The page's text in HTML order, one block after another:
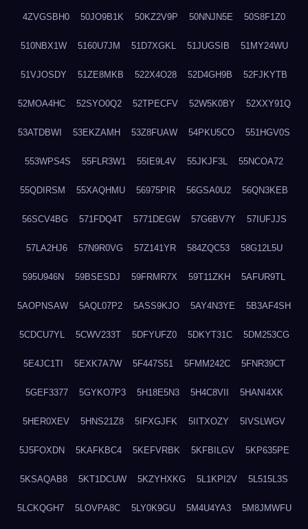
4ZVGSBH0 50JO9B1K 50KZ2V9P 50NNJN5E 50S8F1Z0
510NBX1W 5160U7JM 51D7XGKL 51JUGSIB 51MY24WU
51VJOSDY 51ZE8MKB 522X4O28 52D4GH9B 52FJKYTB
52MOA4HC 52SYO0Q2 52TPECFV 52W5K0BY 52XXY91Q
53ATDBWI 53EKZAMH 53Z8FUAW 54PKU5CO 551HGV0S
553WPS4S 55FLR3W1 55IE9L4V 55JKJF3L 55NCOA72
55QDIRSM 55XAQHMU 56975PIR 56GSA0U2 56QN3KEB
56SCV4BG 571FDQ4T 5771DEGW 57G6BV7Y 57IUFJJS
57LA2HJ6 57N9R0VG 57Z141YR 584ZQC53 58G12L5U
595U946N 59BSESDJ 59FRMR7X 59T11ZKH 5AFUR9TL
5AOPNSAW 5AQL07P2 5ASS9KJO 5AY4N3YE 5B3AF4SH
5CDCU7YL 5CWV233T 5DFYUFZ0 5DKYT31C 5DM253CG
5E4JC1TI 5EXK7A7W 5F447S51 5FMM242C 5FNR39CT
5GEF3377 5GYKO7P3 5H18E5N3 5H4C8VII 5HANI4XK
5HER0XEV 5HNS21Z8 5IFXGJFK 5IITXOZY 5IVSLWGV
5J5FOXDN 5KAFKBC4 5KEFVRBK 5KFBILGV 5KP635PE
5KSAQAB8 5KT1DCUW 5KZYHXKG 5L1KPI2V 5L515L3S
5LCKQGH7 5LOVPA8C 5LY0K9GU 5M4U4YA3 5M8JMWFU